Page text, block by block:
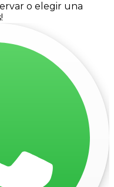
o elegir una